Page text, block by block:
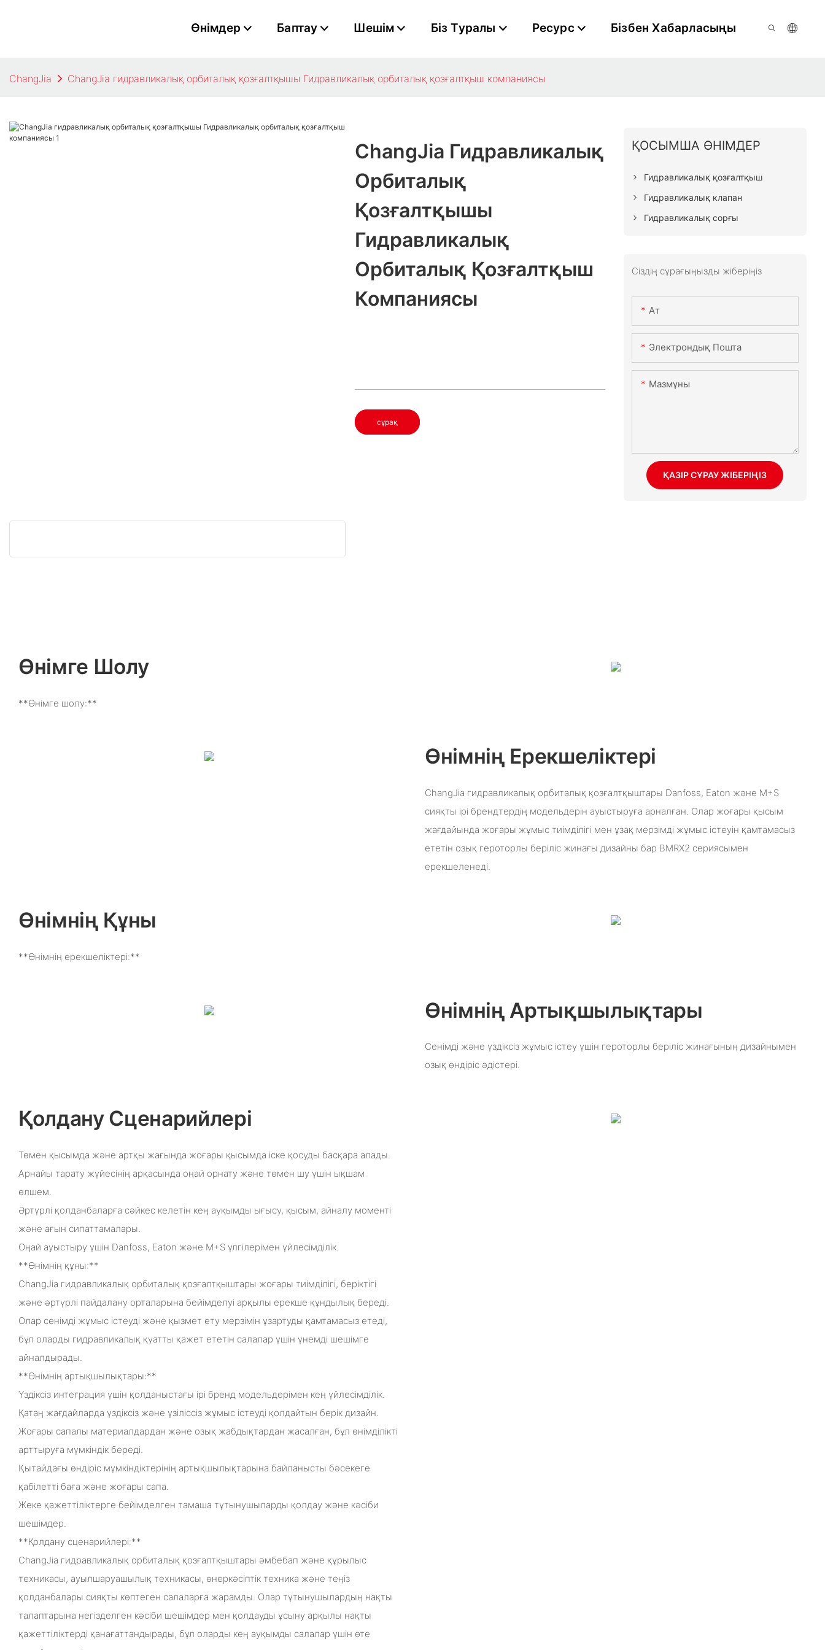
Өнімдер Баптау Шешім Біз Туралы Ресурс Бізбен Хабарласыңы
ChangJia ChangJia гидравликалық орбиталық қозғалтқышы Гидравликалық орбиталық қозғалтқыш компаниясы
ChangJia Гидравликалық
Орбиталық
Қозғалтқышы
Гидравликалық
Орбиталық Қозғалтқыш
Компаниясы
сұрақ
ҚОСЫМША ӨНІМДЕР
Гидравликалық қозғалтқыш
Гидравликалық клапан
Гидравликалық сорғы
Сіздің сұрағыңызды жіберіңіз
Ат
Электрондық Пошта
Мазмұны
ҚАЗІР СҰРАУ ЖІБЕРІҢІЗ
Өнімге Шолу
**Өнімге шолу:**
Өнімнің Ерекшеліктері
ChangJia гидравликалық орбиталық қозғалтқыштары Danfoss, Eaton және M+S
сияқты ірі брендтердің модельдерін ауыстыруға арналған. Олар жоғары қысым
жағдайында жоғары жұмыс тиімділігі мен ұзақ мерзімді жұмыс істеуін қамтамасыз
ететін озық героторлы беріліс жинағы дизайны бар BMRX2 сериясымен
ерекшеленеді.
Өнімнің Құны
**Өнімнің ерекшеліктері:**
Өнімнің Артықшылықтары
Сенімді және үздіксіз жұмыс істеу үшін героторлы беріліс жинағының дизайнымен
озық өндіріс әдістері.
Қолдану Сценарийлері
Төмен қысымда және артқы жағында жоғары қысымда іске қосуды басқара алады.
Арнайы тарату жүйесінің арқасында оңай орнату және төмен шу үшін ықшам
өлшем.
Әртүрлі қолданбаларға сәйкес келетін кең ауқымды ығысу, қысым, айналу моменті
және ағын сипаттамалары.
Оңай ауыстыру үшін Danfoss, Eaton және M+S үлгілерімен үйлесімділік.
**Өнімнің құны:**
ChangJia гидравликалық орбиталық қозғалтқыштары жоғары тиімділігі, беріктігі
және әртүрлі пайдалану орталарына бейімделуі арқылы ерекше құндылық береді.
Олар сенімді жұмыс істеуді және қызмет ету мерзімін ұзартуды қамтамасыз етеді,
бұл оларды гидравликалық қуатты қажет ететін салалар үшін үнемді шешімге
айналдырады.
**Өнімнің артықшылықтары:**
Үздіксіз интеграция үшін қолданыстағы ірі бренд модельдерімен кең үйлесімділік.
Қатаң жағдайларда үздіксіз және үзіліссіз жұмыс істеуді қолдайтын берік дизайн.
Жоғары сапалы материалдардан және озық жабдықтардан жасалған, бұл өнімділікті
арттыруға мүмкіндік береді.
Қытайдағы өндіріс мүмкіндіктерінің артықшылықтарына байланысты бәсекеге
қабілетті баға және жоғары сапа.
Жеке қажеттіліктерге бейімделген тамаша тұтынушыларды қолдау және кәсіби
шешімдер.
**Қолдану сценарийлері:**
ChangJia гидравликалық орбиталық қозғалтқыштары әмбебап және құрылыс
техникасы, ауылшаруашылық техникасы, өнеркәсіптік техника және теңіз
қолданбалары сияқты көптеген салаларға жарамды. Олар тұтынушылардың нақты
талаптарына негізделген кәсіби шешімдер мен қолдауды ұсыну арқылы нақты
қажеттіліктерді қанағаттандырады, бұл оларды кең ауқымды салалар үшін өте